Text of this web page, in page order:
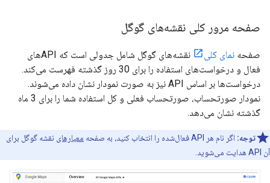
صفحه مرور کلی نقشه‌های گوگل
صفحه نمای کلی
نقشه‌های گوگل شامل جدولی است که APIهای
فعال و درخواست‌های استفاده را برای 30 روز گذشته فهرست می‌کند.
درخواست‌ها بر اساس API نیز به صورت نمودار نشان داده می‌شوند.
نمودار صورتحساب، صورتحساب فعلی و کل استفاده شما را برای 3 ماه
گذشته نشان می‌دهد.
توجه: اگر نام هر API فعال‌شده را انتخاب کنید، به صفحه معیارهای نقشه گوگل برای
آن API هدایت می‌شوید.